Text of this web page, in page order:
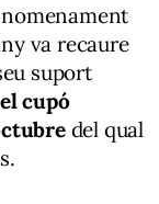
va recaure
suport
el cupó
del qual